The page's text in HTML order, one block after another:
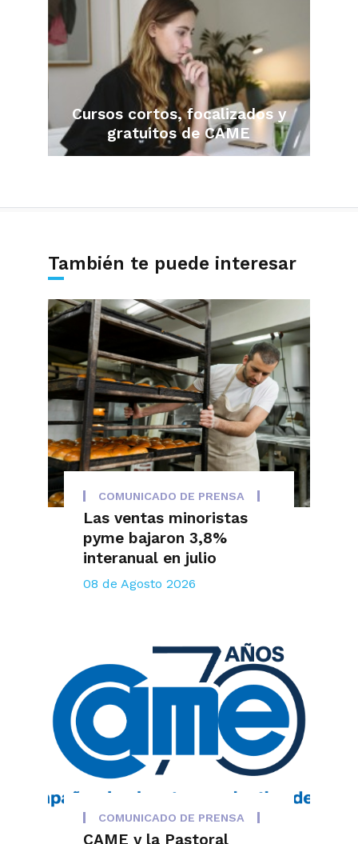
Cursos cortos, focalizados y
gratuitos de CAME
También te puede interesar
COMUNICADO DE PRENSA
Las ventas minoristas
pyme bajaron 3,8%
interanual en julio
08 de Agosto 2026
COMUNICADO DE PRENSA
CAME y la Pastoral